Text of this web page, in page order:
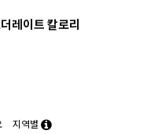
레이트 칼로리
지역별